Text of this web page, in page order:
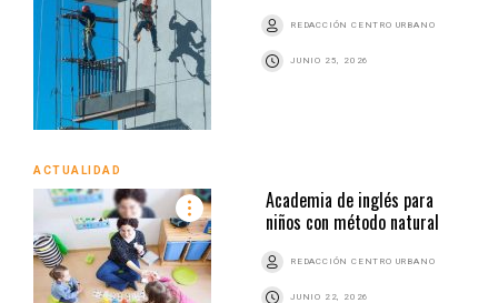
REDACCIÓN CENTRO URBANO
JUNIO 25, 2026
ACTUALIDAD
Academia de inglés para
niños con método natural
REDACCIÓN CENTRO URBANO
JUNIO 22, 2026